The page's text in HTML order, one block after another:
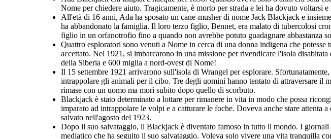
Nome per chiedere aiuto. Tragicamente, è morto per strada e lei ha dovuto voltarsi e
All'età di 16 anni, Ada ha sposato un cane-musher di nome Jack Blackjack e
ha abbandonato la famiglia. Il loro terzo figlio, Bennet, era malato di tubercolosi
figlio in un orfanotrofio fino a quando non avrebbe potuto guadagnare abbastanza
Quattro esploratori sono venuti a Nome in cerca di una donna indigena che
accettato. Nel 1921, si imbarcarono in una missione per rivendicare l'isola
della Siberia e 600 miglia a nord-ovest di Nome!
Il 15 settembre 1921 arrivarono sull'isola di Wrangel per esplorare.
intrappolare gli animali per il cibo. Tre degli uomini hanno tentato di attraversare
rimase con un uomo ma morì subito dopo quello di scorbuto.
Blackjack è stato determinato a lottare per rimanere in vita in modo che possa
imparato ad intrappolare le volpi e a catturare le foche. Doveva anche stare
salvato nell'agosto del 1923.
Dopo il suo salvataggio, il Blackjack è diventato famoso in tutto il mondo. I
mediatico che ha seguito il suo salvataggio. Voleva solo vivere una vita tranquilla